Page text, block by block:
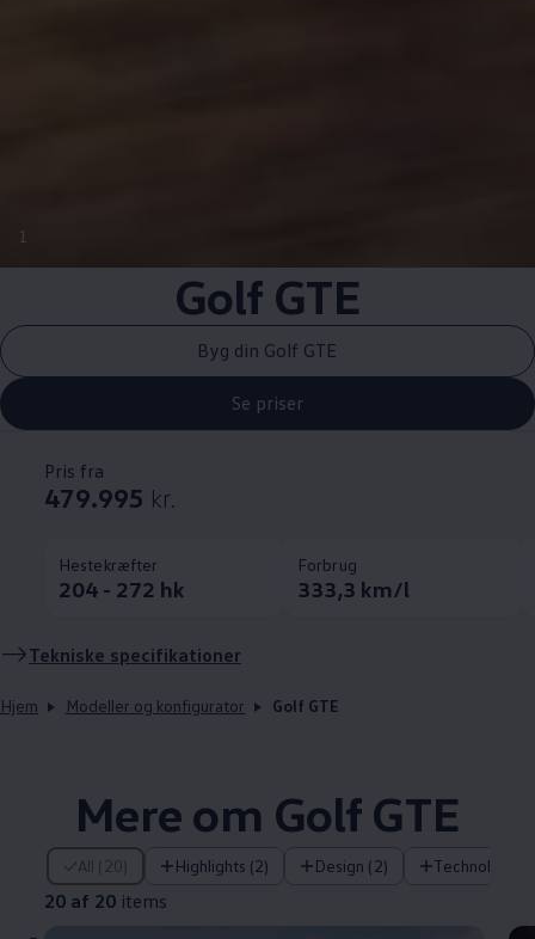
1
Golf GTE
Byg din Golf GTE
Se priser
Pris fra
479.995 kr.
Hestekræfter
204 - 272 hk
Forbrug
333,3 km/l
Tekniske specifikationer
Hjem Modeller og konfigurator Golf GTE
Mere om Golf GTE
All (20) Highlights (2) Design (2) Technology
20 af 20 items
20 af 20 items